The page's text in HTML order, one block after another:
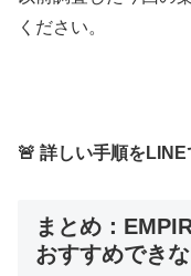
ください。
🚨 詳しい手順をLINE
まとめ：
おすすめでき